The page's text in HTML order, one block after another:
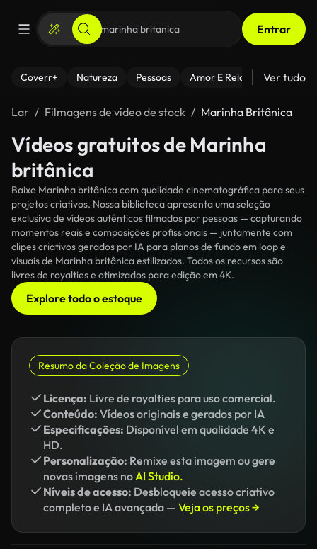
Entrar
Coverr+ Natureza Pessoas Amor E Relacionamentos
Ver tudo
Lar Filmagens de vídeo de stock Marinha Britânica
Vídeos gratuitos de Marinha
britânica
Baixe Marinha britânica com qualidade cinematográfica para seus
projetos criativos. Nossa biblioteca apresenta uma seleção
exclusiva de vídeos autênticos filmados por pessoas — capturando
momentos reais e composições profissionais — juntamente com
clipes criativos gerados por IA para planos de fundo em loop e
visuais de Marinha britânica estilizados. Todos os recursos são
livres de royalties e otimizados para edição em 4K.
Explore todo o estoque
Resumo da Coleção de Imagens
Licença: Livre de royalties para uso comercial.
Conteúdo: Vídeos originais e gerados por IA
Especificações: Disponível em qualidade 4K e
HD.
Personalização: Remixe esta imagem ou gere
novas imagens noAI Studio.
Níveis de acesso: Desbloqueie acesso criativo
completo e IA avançada — Veja os preços →